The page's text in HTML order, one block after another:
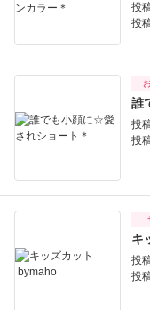
投
投
誰
投
投
キ
投
投